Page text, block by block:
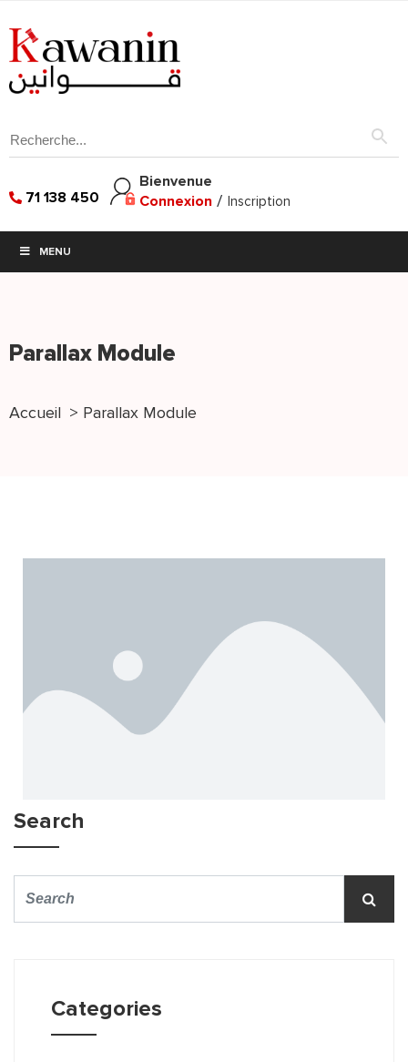
Bienvenue
Connexion / Inscription
71 138 450
MENU
Parallax Module
Accueil Parallax Module
Search
Categories